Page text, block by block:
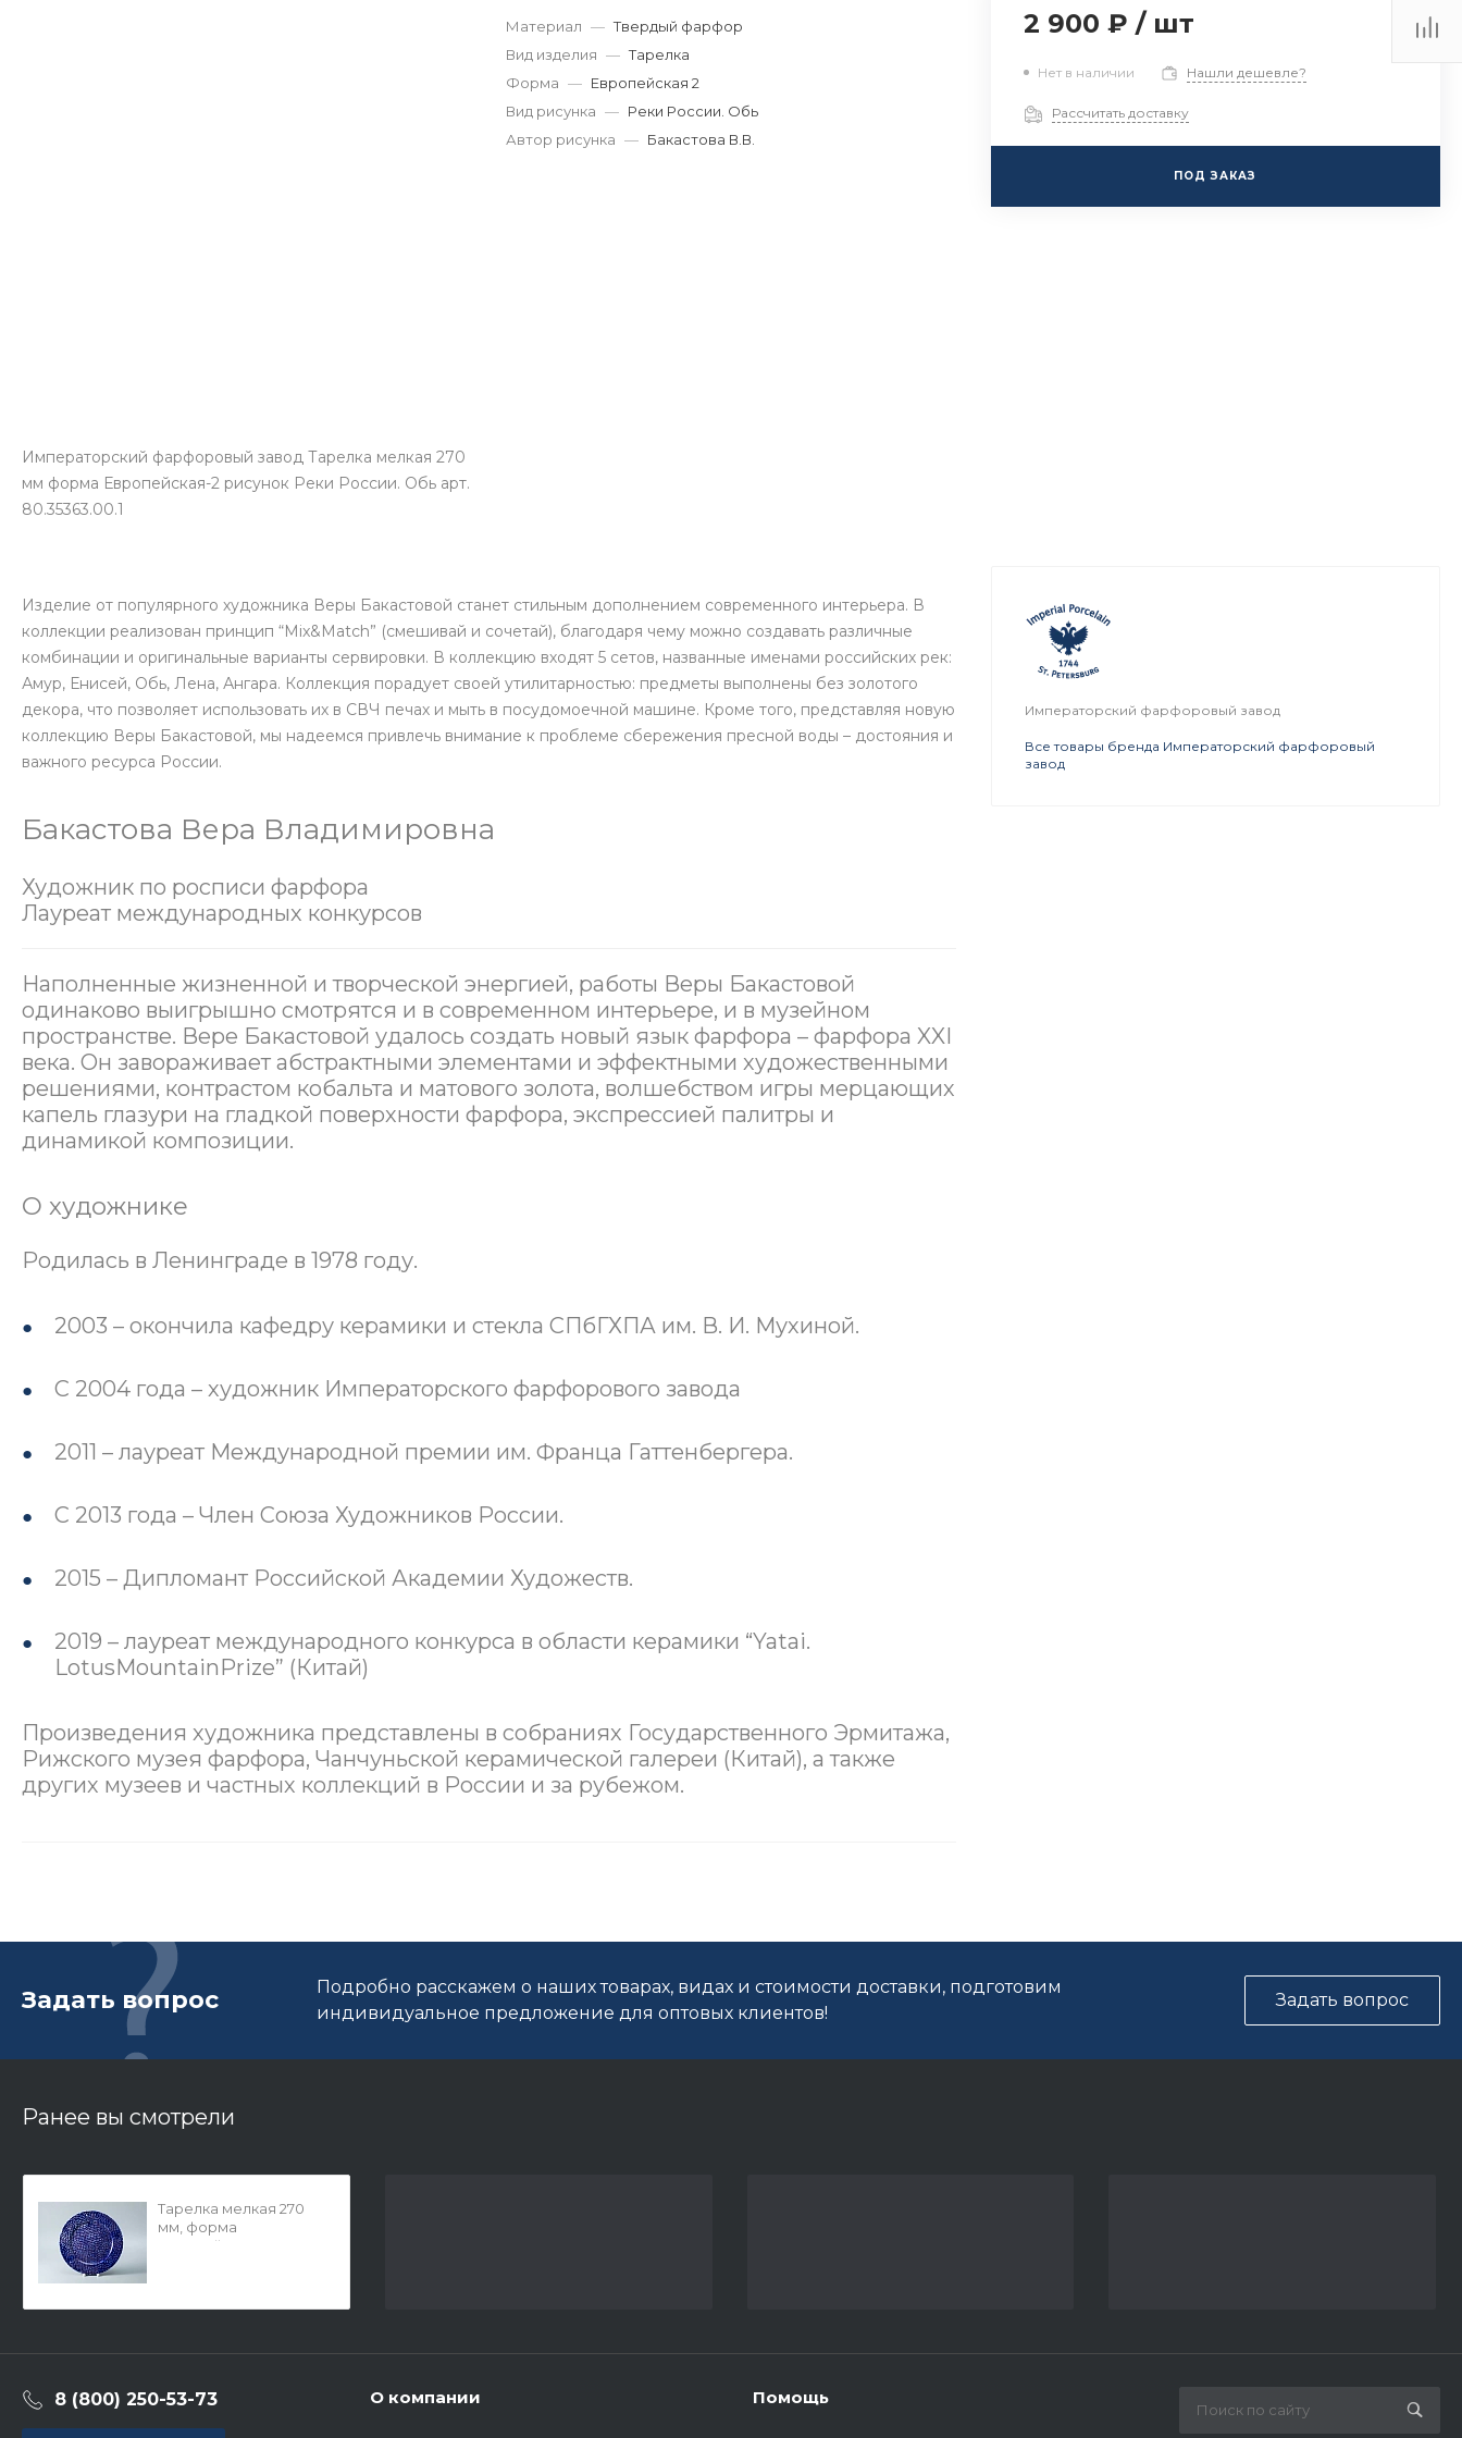
Императорский фарфоровый завод Тарелка мелкая 270
мм форма Европейская-2 рисунок Реки России. Обь арт.
80.35363.00.1
Материал — Твердый фарфор
Вид изделия — Тарелка
Форма — Европейская 2
Вид рисунка — Реки России. Обь
Автор рисунка — Бакастова В.В.
2 900 ₽ / шт
Нет в наличии Нашли дешевле?
Рассчитать доставку
ПОД ЗАКАЗ
Изделие от популярного художника Веры Бакастовой станет стильным дополнением современного интерьера. В
коллекции реализован принцип “Mix&Match” (смешивай и сочетай), благодаря чему можно создавать различные
комбинации и оригинальные варианты сервировки. В коллекцию входят 5 сетов, названные именами российских рек:
Амур, Енисей, Обь, Лена, Ангара. Коллекция порадует своей утилитарностью: предметы выполнены без золотого
декора, что позволяет использовать их в СВЧ печах и мыть в посудомоечной машине. Кроме того, представляя новую
коллекцию Веры Бакастовой, мы надеемся привлечь внимание к проблеме сбережения пресной воды – достояния и
важного ресурса России.
Бакастова Вера Владимировна
Художник по росписи фарфора
Лауреат международных конкурсов
Наполненные жизненной и творческой энергией, работы Веры Бакастовой
одинаково выигрышно смотрятся и в современном интерьере, и в музейном
пространстве. Вере Бакастовой удалось создать новый язык фарфора – фарфора XXI
века. Он завораживает абстрактными элементами и эффектными художественными
решениями, контрастом кобальта и матового золота, волшебством игры мерцающих
капель глазури на гладкой поверхности фарфора, экспрессией палитры и
динамикой композиции.
О художнике
Родилась в Ленинграде в 1978 году.
2003 – окончила кафедру керамики и стекла СПбГХПА им. В. И. Мухиной.
С 2004 года – художник Императорского фарфорового завода
2011 – лауреат Международной премии им. Франца Гаттенбергера.
С 2013 года – Член Союза Художников России.
2015 – Дипломант Российской Академии Художеств.
2019 – лауреат международного конкурса в области керамики “Yatai.
LotusMountainPrize” (Китай)
Произведения художника представлены в собраниях Государственного Эрмитажа,
Рижского музея фарфора, Чанчуньской керамической галереи (Китай), а также
других музеев и частных коллекций в России и за рубежом.
Императорский фарфоровый завод
Все товары бренда Императорский фарфоровый
завод
Задать вопрос
Подробно расскажем о наших товарах, видах и стоимости доставки, подготовим
индивидуальное предложение для оптовых клиентов!
Задать вопрос
Ранее вы смотрели
Тарелка мелкая 270
мм, форма
Европейская-2,
8 (800) 250-53-73 О компании Помощь